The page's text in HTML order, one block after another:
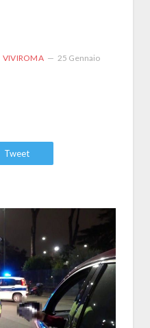
VIVIROMA 25 Gennaio
Tweet